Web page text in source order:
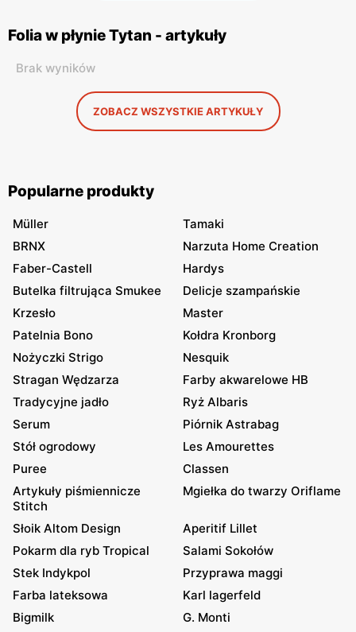
Folia w płynie Tytan - artykuły
Brak wyników
ZOBACZ WSZYSTKIE ARTYKUŁY
Popularne produkty
Müller
Tamaki
BRNX
Narzuta Home Creation
Faber-Castell
Hardys
Butelka filtrująca Smukee
Delicje szampańskie
Krzesło
Master
Patelnia Bono
Kołdra Kronborg
Nożyczki Strigo
Nesquik
Stragan Wędzarza
Farby akwarelowe HB
Tradycyjne jadło
Ryż Albaris
Serum
Piórnik Astrabag
Stół ogrodowy
Les Amourettes
Puree
Classen
Artykuły piśmiennicze
Stitch
Mgiełka do twarzy Oriflame
Słoik Altom Design
Aperitif Lillet
Pokarm dla ryb Tropical
Salami Sokołów
Stek Indykpol
Przyprawa maggi
Farba lateksowa
Karl lagerfeld
Bigmilk
G. Monti